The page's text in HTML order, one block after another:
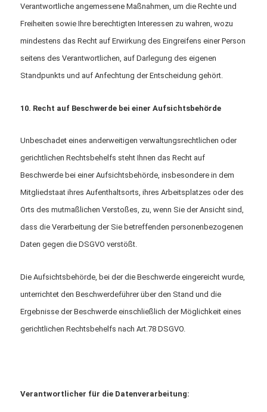
Verantwortliche angemessene Maßnahmen, um die Rechte und
Freiheiten sowie Ihre berechtigten Interessen zu wahren, wozu
mindestens das Recht auf Erwirkung des Eingreifens einer Person
seitens des Verantwortlichen, auf Darlegung des eigenen
Standpunkts und auf Anfechtung der Entscheidung gehört.
10. Recht auf Beschwerde bei einer Aufsichtsbehörde
Unbeschadet eines anderweitigen verwaltungsrechtlichen oder
gerichtlichen Rechtsbehelfs steht Ihnen das Recht auf
Beschwerde bei einer Aufsichtsbehörde, insbesondere in dem
Mitgliedstaat ihres Aufenthaltsorts, ihres Arbeitsplatzes oder des
Orts des mutmaßlichen Verstoßes, zu, wenn Sie der Ansicht sind,
dass die Verarbeitung der Sie betreffenden personenbezogenen
Daten gegen die DSGVO verstößt.
Die Aufsichtsbehörde, bei der die Beschwerde eingereicht wurde,
unterrichtet den Beschwerdeführer über den Stand und die
Ergebnisse der Beschwerde einschließlich der Möglichkeit eines
gerichtlichen Rechtsbehelfs nach Art.78 DSGVO.
Verantwortlicher für die Datenverarbeitung: